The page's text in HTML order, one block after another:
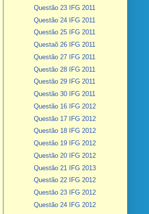
Questão 23 IFG 2011
Questão 24 IFG 2011
Questão 25 IFG 2011
Questaõ 26 IFG 2011
Questão 27 IFG 2011
Questão 28 IFG 2011
Questão 29 IFG 2011
Questão 30 IFG 2011
Questão 16 IFG 2012
Questão 17 IFG 2012
Questão 18 IFG 2012
Questão 19 IFG 2012
Questão 20 IFG 2012
Questão 21 IFG 2013
Questão 22 IFG 2012
Questão 23 IFG 2012
Questão 24 IFG 2012